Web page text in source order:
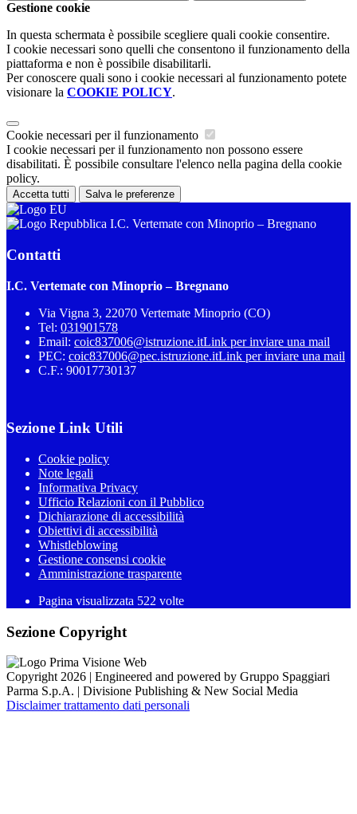
Gestione cookie
In questa schermata è possibile scegliere quali cookie consentire.
I cookie necessari sono quelli che consentono il funzionamento della
piattaforma e non è possibile disabilitarli.
Per conoscere quali sono i cookie necessari al funzionamento potete
visionare la COOKIE POLICY.
Cookie necessari per il funzionamento
I cookie necessari per il funzionamento non possono essere
disabilitati. È possibile consultare l'elenco nella pagina della cookie
policy.
Accetta tutti Salva le preferenze
I.C. Vertemate con Minoprio – Bregnano
Contatti
I.C. Vertemate con Minoprio – Bregnano
Via Vigna 3, 22070 Vertemate Minoprio (CO)
Tel: 031901578
Email: coic837006@istruzione.itLink per inviare una mail
PEC: coic837006@pec.istruzione.itLink per inviare una mail
C.F.: 90017730137
Sezione Link Utili
Cookie policy
Note legali
Informativa Privacy
Ufficio Relazioni con il Pubblico
Dichiarazione di accessibilità
Obiettivi di accessibilità
Whistleblowing
Gestione consensi cookie
Amministrazione trasparente
Pagina visualizzata 522 volte
Sezione Copyright
Copyright 2026 | Engineered and powered by Gruppo Spaggiari
Parma S.p.A. | Divisione Publishing & New Social Media
Disclaimer trattamento dati personali